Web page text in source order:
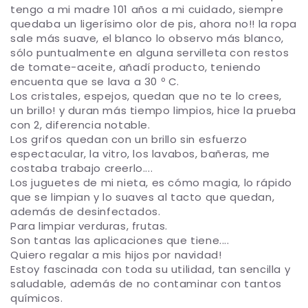
tengo a mi madre 101 años a mi cuidado, siempre
quedaba un ligerísimo olor de pis, ahora no!! la ropa
sale más suave, el blanco lo observo más blanco,
sólo puntualmente en alguna servilleta con restos
de tomate-aceite, añadí producto, teniendo
encuenta que se lava a 30 º C.
Los cristales, espejos, quedan que no te lo crees,
un brillo! y duran más tiempo limpios, hice la prueba
con 2, diferencia notable.
Los grifos quedan con un brillo sin esfuerzo
espectacular, la vitro, los lavabos, bañeras, me
costaba trabajo creerlo....
Los juguetes de mi nieta, es cómo magia, lo rápido
que se limpian y lo suaves al tacto que quedan,
además de desinfectados.
Para limpiar verduras, frutas.
Son tantas las aplicaciones que tiene....
Quiero regalar a mis hijos por navidad!
Estoy fascinada con toda su utilidad, tan sencilla y
saludable, además de no contaminar con tantos
químicos.